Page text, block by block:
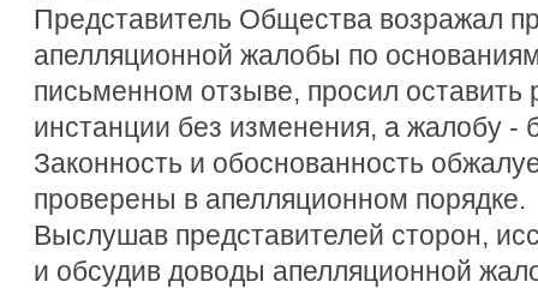
Представитель Общества возражал
апелляционной жалобы по
письменном отзыве, просил оставить
инстанции без изменения, а жалобу -
Законность и обоснованность
проверены в апелляционном порядке.
Выслушав представителей сторон,
и обсудив доводы апелляционной